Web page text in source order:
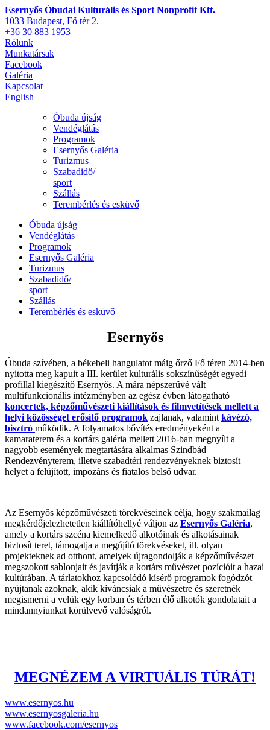
Esernyős Óbudai Kulturális és Sport Nonprofit Kft.
1033 Budapest, Fő tér 2.
+36 30 883 1953
Rólunk
Munkatársak
Facebook
Galéria
Kapcsolat
English
Óbuda újság
Vendéglátás
Programok
Esernyős Galéria
Turizmus
Szabadidő/
sport
Szállás
Terembérlés és esküvő
Óbuda újság
Vendéglátás
Programok
Esernyős Galéria
Turizmus
Szabadidő/
sport
Szállás
Terembérlés és esküvő
Esernyős
Óbuda szívében, a békebeli hangulatot máig őrző Fő téren 2014-ben
nyitotta meg kapuit a III. kerület kulturális sokszínűségét egyedi
profillal kiegészítő Esernyős. A mára népszerűvé vált
multifunkcionális intézményben az egész évben látogatható
koncertek, képzőművészeti kiállítások és filmvetítések mellett a
helyi közösséget erősítő programok zajlanak, valamint kávézó,
bisztró működik. A folyamatos bővítés eredményeként a
kamaraterem és a kortárs galéria mellett 2016-ban megnyílt a
nagyobb események megtartására alkalmas Szindbád
Rendezvényterem, illetve szabadtéri rendezvényeknek biztosít
helyet a felújított, impozáns és fiatalos belső udvar.
Az Esernyős képzőművészeti törekvéseinek célja, hogy szakmailag
megkérdőjelezhetetlen kiállítóhellyé váljon az Esernyős Galéria,
amely a kortárs szcéna kiemelkedő alkotóinak és alkotásainak
biztosít teret, támogatja a megújító törekvéseket, ill. olyan
projekteknek ad otthont, amelyek újragondolják a képzőművészet
megszokott sablonjait és javítják a kortárs művészet pozícióit a hazai
kultúrában. A tárlatokhoz kapcsolódó kísérő programok fogódzót
nyújtanak azoknak, akik kíváncsiak a művészetre és szeretnék
megismerni a velük egy korban és térben élő alkotók gondolatait a
mindannyiunkat körülvevő valóságról.
MEGNÉZEM A VIRTUÁLIS TÚRÁT!
www.esernyos.hu
www.esernyosgaleria.hu
www.facebook.com/esernyos